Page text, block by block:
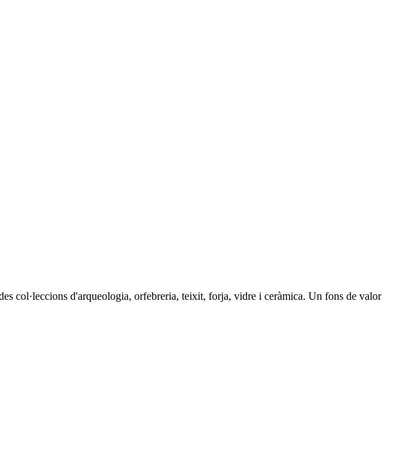
col·leccions d'arqueologia, orfebreria, teixit, forja, vidre i ceràmica. Un fons de valor